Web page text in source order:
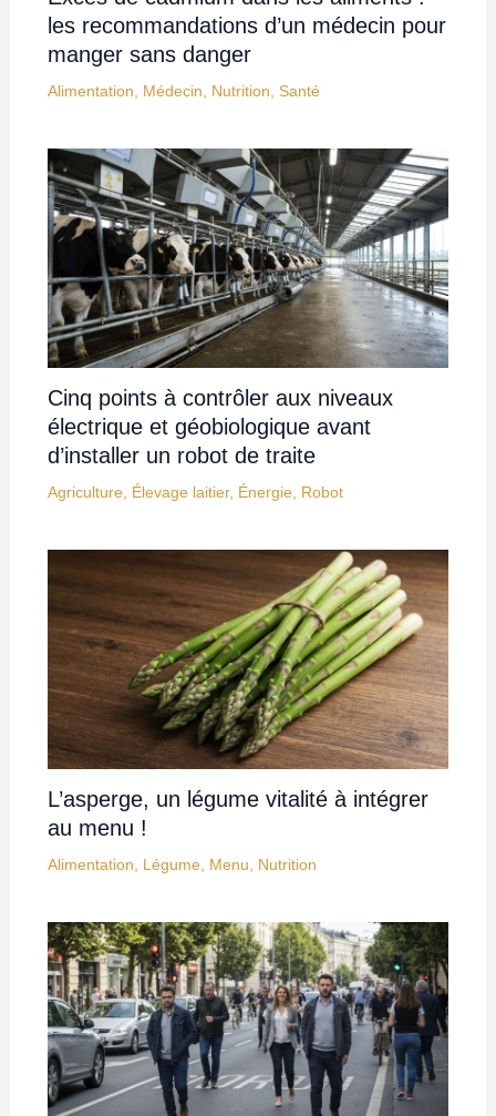
les recommandations d’un médecin pour
manger sans danger
Alimentation, Médecin, Nutrition, Santé
Cinq points à contrôler aux niveaux
électrique et géobiologique avant
d’installer un robot de traite
Agriculture Élevage laitier, Énergie Robot
L’asperge, un légume vitalité à intégrer
au menu !
Alimentation Légume Menu Nutrition